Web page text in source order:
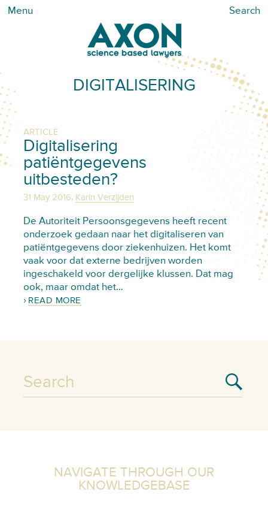
Menu Search
DIGITALISERING
ARTICLE
Digitalisering
patiëntgegevens
uitbesteden?
31 May 2016, Karin Verzijden
De Autoriteit Persoonsgegevens heeft recent
onderzoek gedaan naar het digitaliseren van
patiëntgegevens door ziekenhuizen. Het komt
vaak voor dat externe bedrijven worden
ingeschakeld voor dergelijke klussen. Dat mag
ook, maar omdat het…
READ MORE
NAVIGATE THROUGH OUR
KNOWLEDGEBASE